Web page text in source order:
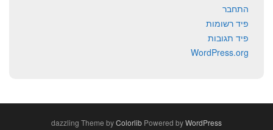
התחבר
פיד רשומות
פיד תגובות
WordPress.org
dazzling Theme byColorlib Powered byWordPress